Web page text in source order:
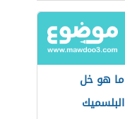
ما هو خل
البلسميك